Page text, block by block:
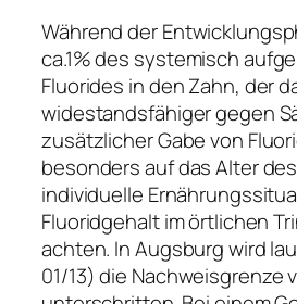
Während der
ca.1% des systemisch
Fluorides in den Zahn, der
widestandsfähiger gegen
zusätzlicher Gabe von
besonders auf das Alter
individuelle
Fluoridgehalt im örtlichen
achten. In Augsburg wird
01/13) die Nachweisgrenze